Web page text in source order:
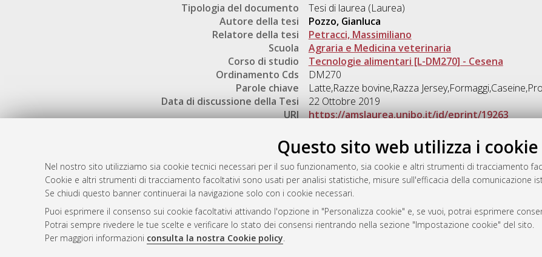
Questo sito web utilizza i cookie
Nel nostro sito utilizziamo sia cookie tecnici necessari per il suo funzionamento, sia cookie e altri strumenti di tracciamento
Cookie e altri strumenti di tracciamento facoltativi sono usati per analisi statistiche, misure sull'efficacia della comunicazione
Se chiudi questo banner continuerai la navigazione solo con i cookie necessari.
Puoi esprimere il consenso sui cookie facoltativi attivando l'opzione in "Personalizza cookie" e, se vuoi, potrai esprimere
Potrai sempre rivedere le tue scelte e verificare lo stato dei consensi rientrando nella sezione "Impostazione cookie" del sito.
Per maggiori informazioni consulta la nostra Cookie policy.
Tipologia del documento
Tesi di laurea (Laurea)
Autore della tesi
Pozzo, Gianluca
Relatore della tesi
Petracci, Massimiliano
Scuola
Agraria e Medicina veterinaria
Corso di studio
Tecnologie alimentari [L-DM270] - Cesena
Ordinamento Cds
DM270
Parole chiave
Latte,Razze bovine,Razza
Data di discussione della Tesi
22 Ottobre 2019
URI
https://amslaurea.unibo.it/id/eprint/19263
Gestione del documento:
Atom
Rss 1.0
Rss 2.0
AMS Laurea
Servizio implementato e gestito da
Impostazioni Cookie
Informativa sulla privacy
Condizioni d’uso del sito